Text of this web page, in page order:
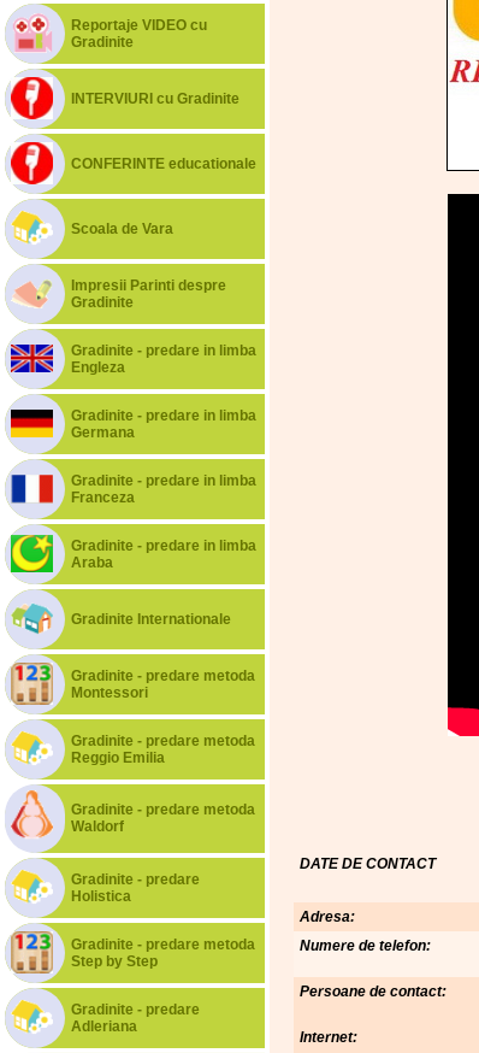
Reportaje VIDEO cu
Gradinite
INTERVIURI cu Gradinite
CONFERINTE educationale
Scoala de Vara
Impresii Parinti despre
Gradinite
Gradinite - predare in limba
Engleza
Gradinite - predare in limba
Germana
Gradinite - predare in limba
Franceza
Gradinite - predare in limba
Araba
Gradinite Internationale
Gradinite - predare metoda
Montessori
Gradinite - predare metoda
Reggio Emilia
Gradinite - predare metoda
Waldorf
Gradinite - predare
Holistica
Gradinite - predare metoda
Step by Step
Gradinite - predare
Adleriana
DATE DE CONTACT
Adresa:
Numere de telefon:
Persoane de contact:
Internet: